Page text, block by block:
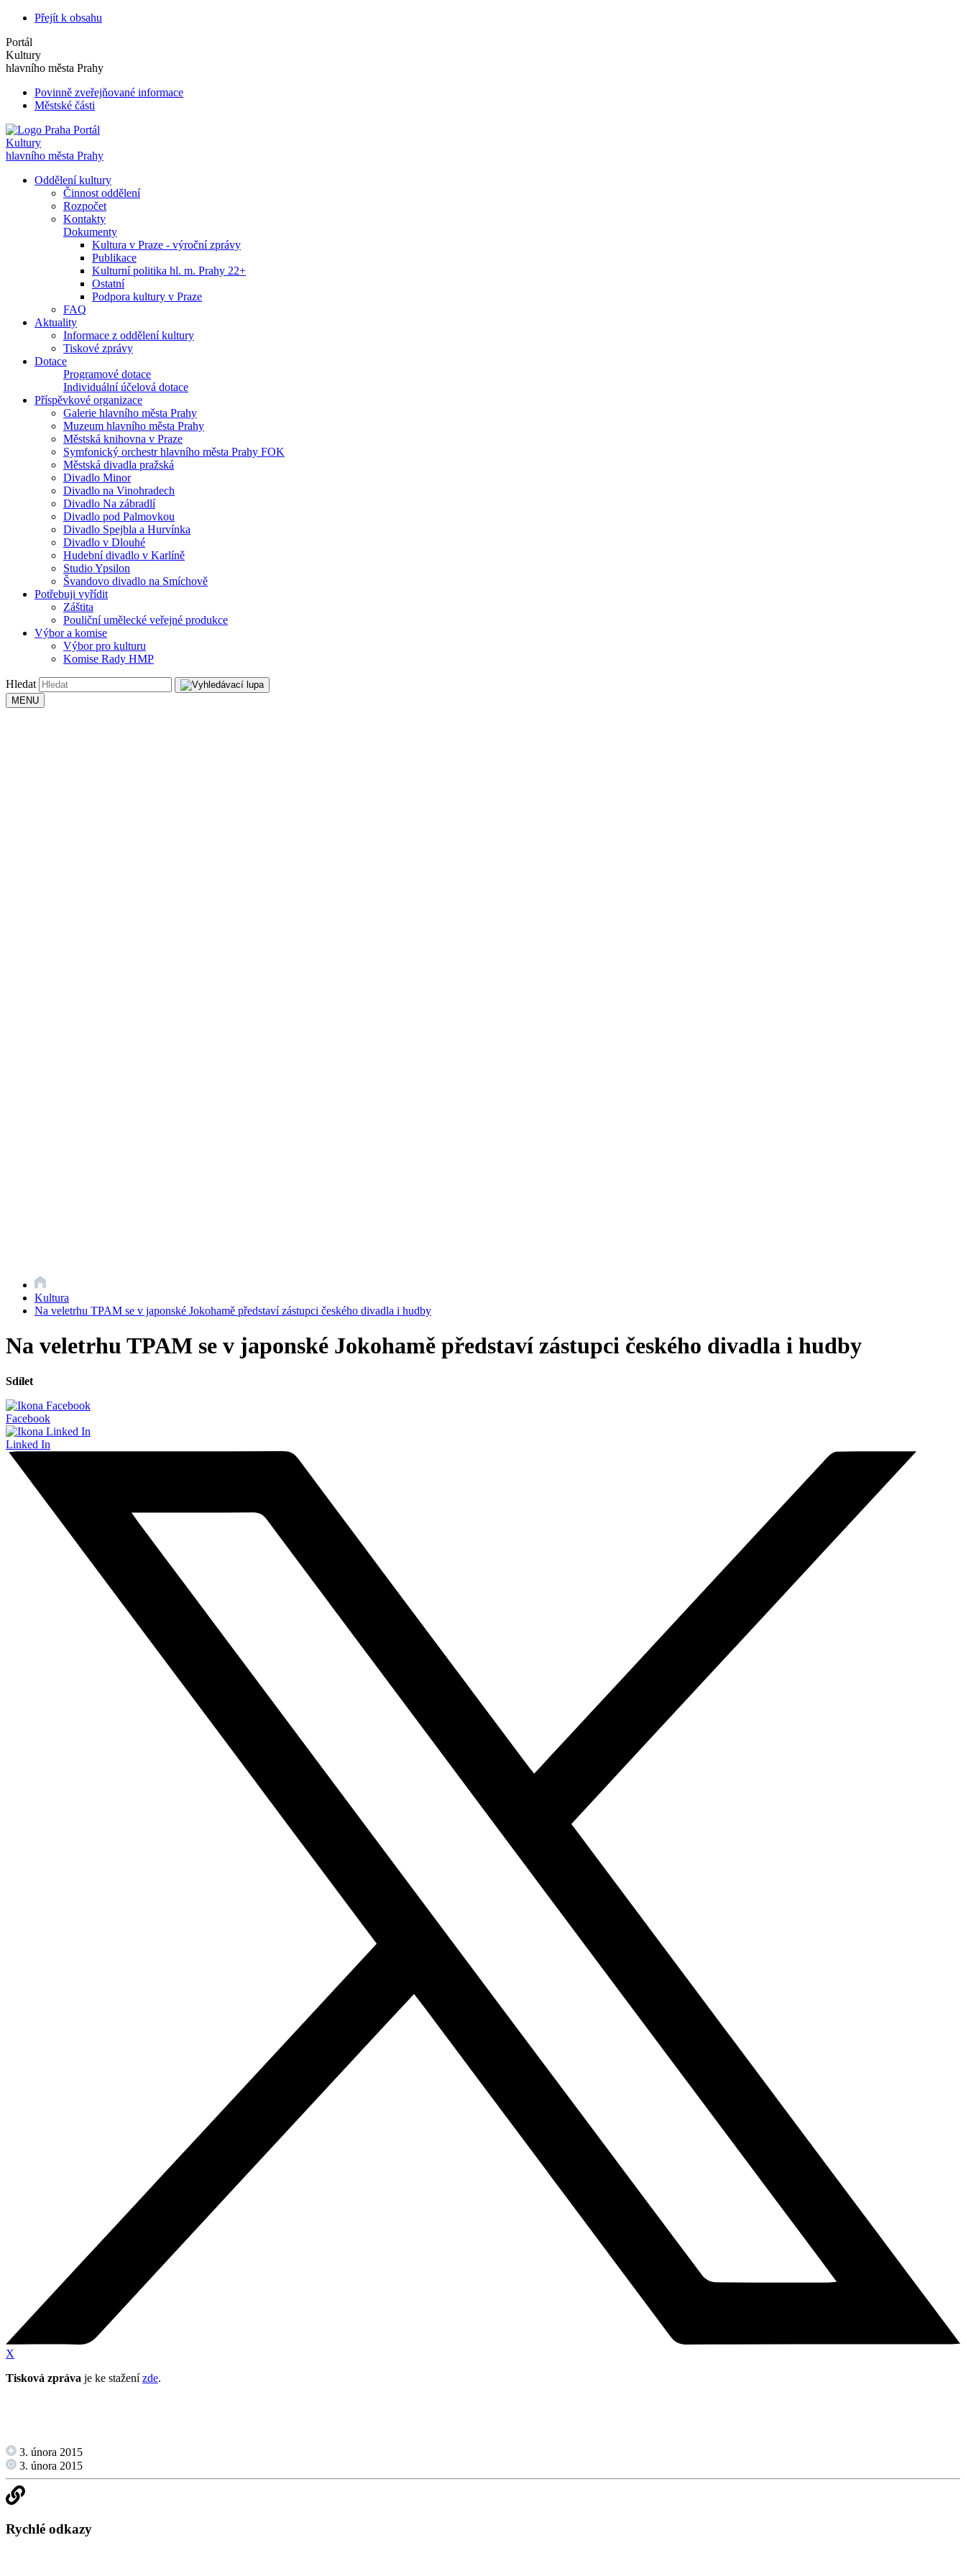
Přejít k obsahu
Portál
Kultury
hlavního města Prahy
Povinně zveřejňované informace
Městské části
Portál
Kultury
hlavního města Prahy
Oddělení kultury
Činnost oddělení
Rozpočet
Kontakty
Dokumenty
Kultura v Praze - výroční zprávy
Publikace
Kulturní politika hl. m. Prahy 22+
Ostatní
Podpora kultury v Praze
FAQ
Aktuality
Informace z oddělení kultury
Tiskové zprávy
Dotace
Programové dotace
Individuální účelová dotace
Příspěvkové organizace
Galerie hlavního města Prahy
Muzeum hlavního města Prahy
Městská knihovna v Praze
Symfonický orchestr hlavního města Prahy FOK
Městská divadla pražská
Divadlo Minor
Divadlo na Vinohradech
Divadlo Na zábradlí
Divadlo pod Palmovkou
Divadlo Spejbla a Hurvínka
Divadlo v Dlouhé
Hudební divadlo v Karlíně
Studio Ypsilon
Švandovo divadlo na Smíchově
Potřebuji vyřídit
Záštita
Pouliční umělecké veřejné produkce
Výbor a komise
Výbor pro kulturu
Komise Rady HMP
Hledat
MENU
Kultura
Na veletrhu TPAM se v japonské Jokohamě představí zástupci českého divadla i hudby
Na veletrhu TPAM se v japonské Jokohamě představí zástupci českého divadla i hudby
Sdílet
Facebook
Linked In
X
Tisková zpráva je ke staženízde.
3. února 2015
3. února 2015
Rychlé odkazy